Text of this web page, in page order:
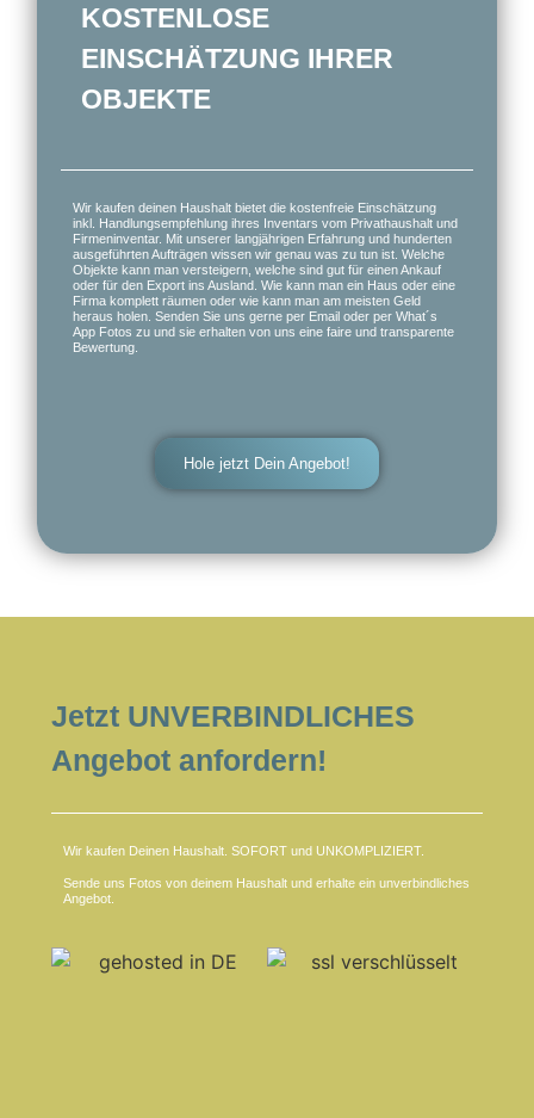
KOSTENLOSE
EINSCHÄTZUNG IHRER
OBJEKTE
Wir kaufen deinen Haushalt bietet die kostenfreie Einschätzung
inkl. Handlungsempfehlung ihres Inventars vom Privathaushalt und
Firmeninventar. Mit unserer langjährigen Erfahrung und hunderten
ausgeführten Aufträgen wissen wir genau was zu tun ist. Welche
Objekte kann man versteigern, welche sind gut für einen Ankauf
oder für den Export ins Ausland. Wie kann man ein Haus oder eine
Firma komplett räumen oder wie kann man am meisten Geld
heraus holen. Senden Sie uns gerne per Email oder per What´s
App Fotos zu und sie erhalten von uns eine faire und transparente
Bewertung.
Hole jetzt Dein Angebot!
Jetzt UNVERBINDLICHES
Angebot anfordern!
Wir kaufen Deinen Haushalt. SOFORT und UNKOMPLIZIERT.
Sende uns Fotos von deinem Haushalt und erhalte ein unverbindliches
Angebot.